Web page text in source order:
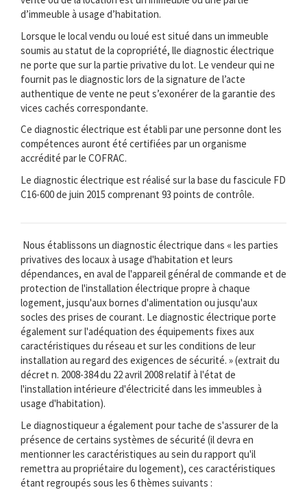
d’immeuble à usage d’habitation.
Lorsque le local vendu ou loué est situé dans un immeuble
soumis au statut de la copropriété, lle diagnostic électrique
ne porte que sur la partie privative du lot. Le vendeur qui ne
fournit pas le diagnostic lors de la signature de l’acte
authentique de vente ne peut s’exonérer de la garantie des
vices cachés correspondante.
Ce diagnostic électrique est établi par une personne dont les
compétences auront été certifiées par un organisme
accrédité par le COFRAC.
Le diagnostic électrique est réalisé sur la base du fascicule FD
C16-600 de juin 2015 comprenant 93 points de contrôle.
Nous établissons un diagnostic électrique dans « les parties
privatives des locaux à usage d'habitation et leurs
dépendances, en aval de l'appareil général de commande et de
protection de l'installation électrique propre à chaque
logement, jusqu'aux bornes d'alimentation ou jusqu'aux
socles des prises de courant. Le diagnostic électrique porte
également sur l'adéquation des équipements fixes aux
caractéristiques du réseau et sur les conditions de leur
installation au regard des exigences de sécurité. » (extrait du
décret n. 2008-384 du 22 avril 2008 relatif à l'état de
l'installation intérieure d'électricité dans les immeubles à
usage d'habitation).
Le diagnostiqueur a également pour tache de s'assurer de la
présence de certains systèmes de sécurité (il devra en
mentionner les caractéristiques au sein du rapport qu'il
remettra au propriétaire du logement), ces caractéristiques
étant regroupés sous les 6 thèmes suivants :